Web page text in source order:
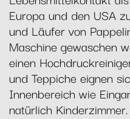
Europa und den USA
und Läufer von
Maschine gewaschen
einen
und Teppiche eignen
Innenbereich wie
natürlich Kinderzimmer.